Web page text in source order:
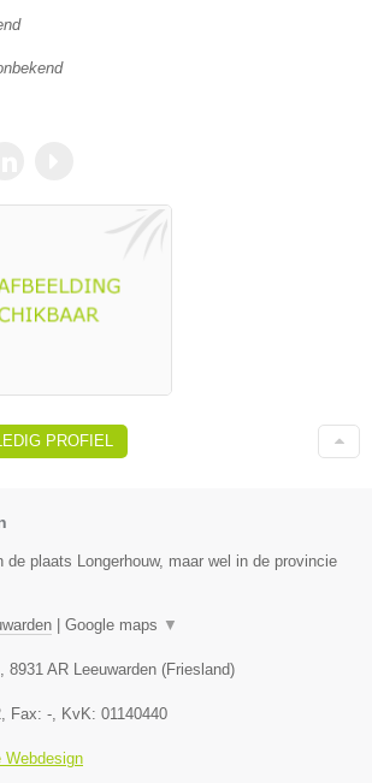
PROFIEL
de plaats Longerhouw, maar wel in de provincie
| Google maps ▼
8931 AR Leeuwarden (Friesland)
, Fax: - , KvK: 01140440
Webdesign